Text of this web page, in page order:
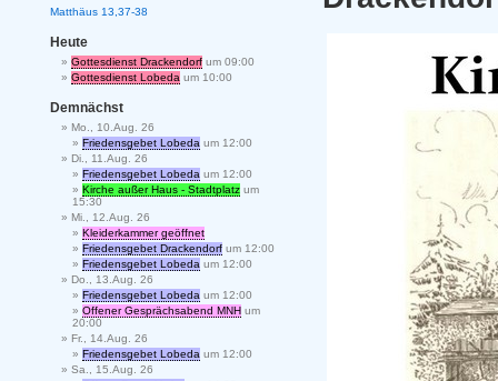
Matthäus 13,37-38
Heute
Gottesdienst Drackendorf um 09:00
Gottesdienst Lobeda um 10:00
Demnächst
Mo., 10.Aug. 26
Friedensgebet Lobeda um 12:00
Di., 11.Aug. 26
Friedensgebet Lobeda um 12:00
Kirche außer Haus - Stadtplatz um
15:30
Mi., 12.Aug. 26
Kleiderkammer geöffnet
Friedensgebet Drackendorf um 12:00
Friedensgebet Lobeda um 12:00
Do., 13.Aug. 26
Friedensgebet Lobeda um 12:00
Offener Gesprächsabend MNH um
20:00
Fr., 14.Aug. 26
Friedensgebet Lobeda um 12:00
Sa., 15.Aug. 26